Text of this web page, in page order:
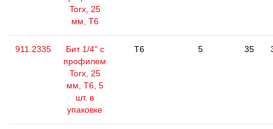
Torx, 25
мм, Т6
911.2335
Бит 1/4" с
профилем
Torx, 25
мм, Т6, 5
шт. в
упаковке
T6 5 35